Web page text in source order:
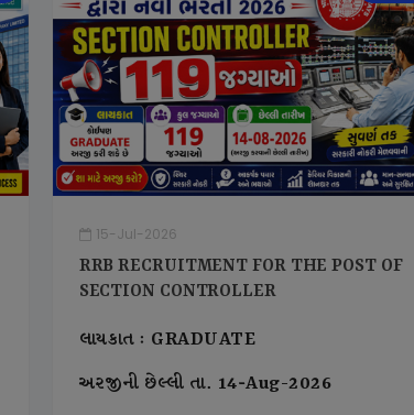
15-Jul-2026
RRB RECRUITMENT FOR THE POST OF
SECTION CONTROLLER
લાયકાત : GRADUATE
અરજીની છેલ્લી તા. 14-Aug-2026